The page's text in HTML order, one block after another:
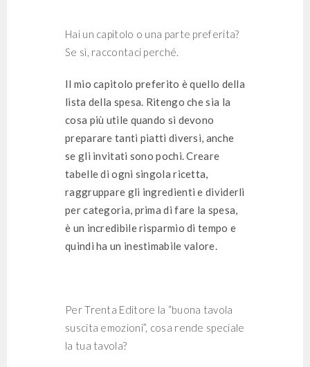
Hai un capitolo o una parte preferita?
Se sì, raccontaci perché.
Il mio capitolo preferito è quello della
lista della spesa. Ritengo che sia la
cosa più utile quando si devono
preparare tanti piatti diversi, anche
se gli invitati sono pochi. Creare
tabelle di ogni singola ricetta,
raggruppare gli ingredienti e dividerli
per categoria, prima di fare la spesa,
è un incredibile risparmio di tempo e
quindi ha un inestimabile valore.
Per Trenta Editore la “buona tavola
suscita emozioni”, cosa rende speciale
la tua tavola?